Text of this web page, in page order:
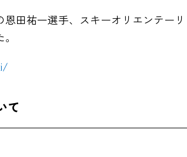
田祐一選手、スキーオリエンテー
て